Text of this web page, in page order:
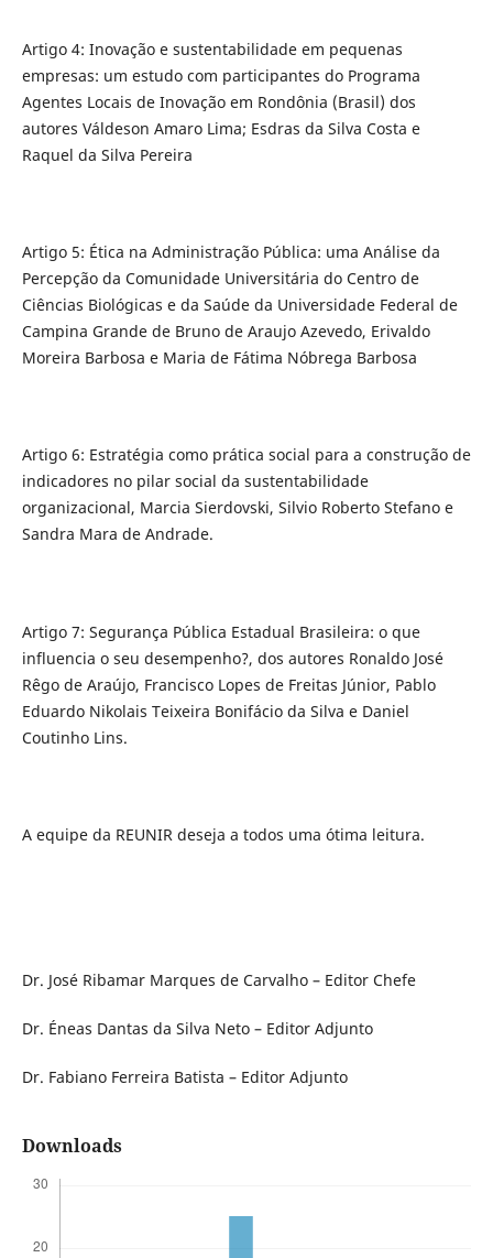
Artigo 4: Inovação e sustentabilidade em pequenas
empresas: um estudo com participantes do Programa
Agentes Locais de Inovação em Rondônia (Brasil) dos
autores Váldeson Amaro Lima; Esdras da Silva Costa e
Raquel da Silva Pereira
Artigo 5: Ética na Administração Pública: uma Análise da
Percepção da Comunidade Universitária do Centro de
Ciências Biológicas e da Saúde da Universidade Federal de
Campina Grande de Bruno de Araujo Azevedo, Erivaldo
Moreira Barbosa e Maria de Fátima Nóbrega Barbosa
Artigo 6: Estratégia como prática social para a construção de
indicadores no pilar social da sustentabilidade
organizacional, Marcia Sierdovski, Silvio Roberto Stefano e
Sandra Mara de Andrade.
Artigo 7: Segurança Pública Estadual Brasileira: o que
influencia o seu desempenho?, dos autores Ronaldo José
Rêgo de Araújo, Francisco Lopes de Freitas Júnior, Pablo
Eduardo Nikolais Teixeira Bonifácio da Silva e Daniel
Coutinho Lins.
A equipe da REUNIR deseja a todos uma ótima leitura.
Dr. José Ribamar Marques de Carvalho – Editor Chefe
Dr. Éneas Dantas da Silva Neto – Editor Adjunto
Dr. Fabiano Ferreira Batista – Editor Adjunto
Downloads